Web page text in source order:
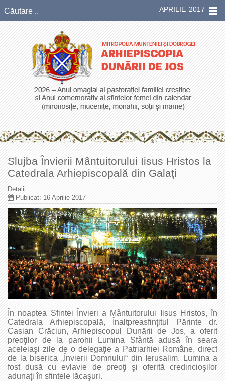
APRILIE 2017
Slujba Învierii Mântuitorului Iisus Hristos la
Catedrala Arhiepiscopală din Galaţi
Detalii
Publicat: 16 Aprilie 2017
În noaptea Sfintei Învieri a Mântuitorului Iisus Hristos, în
Catedrala Arhiepiscopală, Înaltpreasfinţitul Părinte dr.
Casian Crăciun, Arhiepiscopul Dunării de Jos, a oferit
preoţilor de la parohii Lumina Sfântă adusă în seara
aceleiaşi zile de o delegaţie a Patriarhiei Române, direct
de la biserica „Învierii Domnului“ din Ierusalim. Lumina a
fost dusă cu evlavie de preoţi şi oferită credincioşilor
adunaţi în sfintele lăcaşuri.